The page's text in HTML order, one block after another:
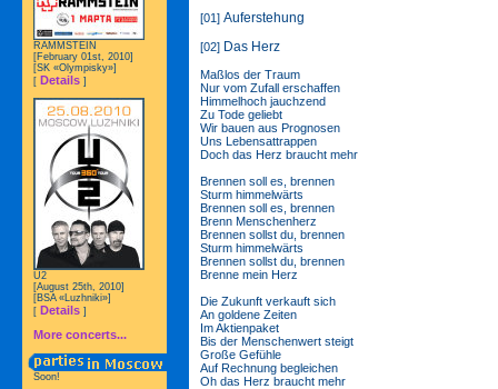
[01] Auferstehung
[02] Das Herz
Maßlos der Traum
Nur vom Zufall erschaffen
Himmelhoch jauchzend
Zu Tode geliebt
Wir bauen aus Prognosen
Uns Lebensattrappen
Doch das Herz braucht mehr
Brennen soll es, brennen
Sturm himmelwärts
Brennen soll es, brennen
Brenn Menschenherz
Brennen sollst du, brennen
Sturm himmelwärts
Brennen sollst du, brennen
Brenne mein Herz
Die Zukunft verkauft sich
An goldene Zeiten
Im Aktienpaket
Bis der Menschenwert steigt
Große Gefühle
Auf Rechnung begleichen
Oh das Herz braucht mehr
RAMMSTEIN
[February 01st, 2010]
[SK «Olympisky»]
[ Details ]
U2
[August 25th, 2010]
[BSA «Luzhniki»]
[ Details ]
More concerts...
Soon!